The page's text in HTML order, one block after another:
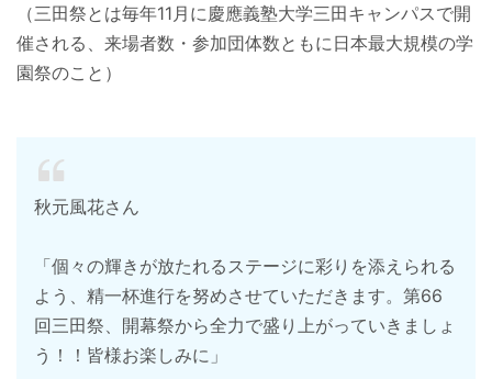
（三田祭とは毎年11月に慶應義塾大学三田キャンパスで開
催される、来場者数・参加団体数ともに日本最大規模の学
園祭のこと）
秋元風花さん
「個々の輝きが放たれるステージに彩りを添えられる
よう、精一杯進行を努めさせていただきます。第66
回三田祭、開幕祭から全力で盛り上がっていきましょ
う！！皆様お楽しみに」